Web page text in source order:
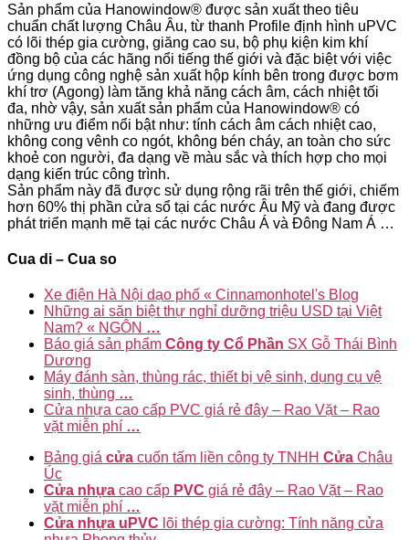
Sản phẩm của Hanowindow® được sản xuất theo tiêu
chuẩn chất lượng Châu Âu, từ thanh Profile định hình uPVC
có lõi thép gia cường, giăng cao su, bộ phụ kiện kim khí
đồng bộ của các hãng nổi tiếng thế giới và đặc biệt với việc
ứng dụng công nghệ sản xuất hộp kính bên trong được bơm
khí trơ (Agong) làm tăng khả năng cách âm, cách nhiệt tối
đa, nhờ vậy, sản xuất sản phẩm của Hanowindow® có
những ưu điểm nổi bật như: tính cách âm cách nhiệt cao,
không cong vênh co ngót, không bén cháy, an toàn cho sức
khoẻ con người, đa dạng về màu sắc và thích hợp cho mọi
dạng kiến trúc công trình.
Sản phẩm này đã được sử dụng rộng rãi trên thế giới, chiếm
hơn 60% thị phần cửa sổ tại các nước Âu Mỹ và đang được
phát triển mạnh mẽ tại các nước Châu Á và Đông Nam Á …
Cua di – Cua so
Xe điện Hà Nội dạo phố « Cinnamonhotel's Blog
Những ai săn biệt thự nghỉ dưỡng triệu USD tại Việt
Nam? « NGÔN …
Báo giá sản phẩm Công ty Cổ Phần SX Gỗ Thái Bình
Dương
Máy đánh sàn, thùng rác, thiết bị vệ sinh, dụng cụ vệ
sinh, thùng …
Cửa nhựa cao cấp PVC giá rẻ đây – Rao Vặt – Rao
vặt miễn phí …
Bảng giá cửa cuốn tấm liền công ty TNHH Cửa Châu
Úc
Cửa nhựa cao cấp PVC giá rẻ đây – Rao Vặt – Rao
vặt miễn phí …
Cửa nhựa uPVC lõi thép gia cường: Tính năng cửa